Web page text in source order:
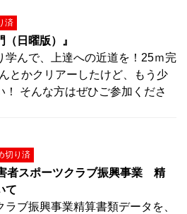
済
（日曜版）』
んで、上達への近道を！25ｍ完
とかクリアーしたけど、もう少
！ そんな方はぜひご参加くださ
切り済
者スポーツクラブ振興事業 精
て
ブ振興事業精算書類データを、